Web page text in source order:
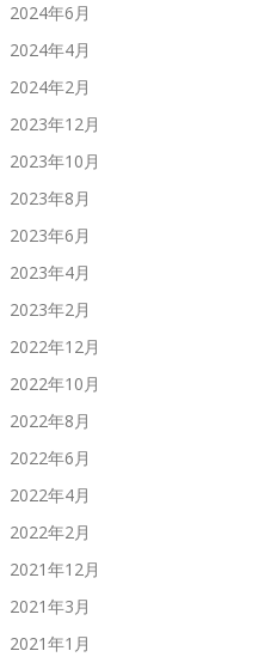
2024年6月
2024年4月
2024年2月
2023年12月
2023年10月
2023年8月
2023年6月
2023年4月
2023年2月
2022年12月
2022年10月
2022年8月
2022年6月
2022年4月
2022年2月
2021年12月
2021年3月
2021年1月